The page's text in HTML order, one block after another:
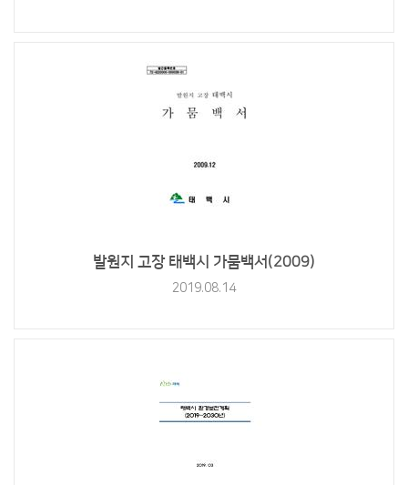
발원지 고장 태백시 가뭄백서(2009)
2019.08.14